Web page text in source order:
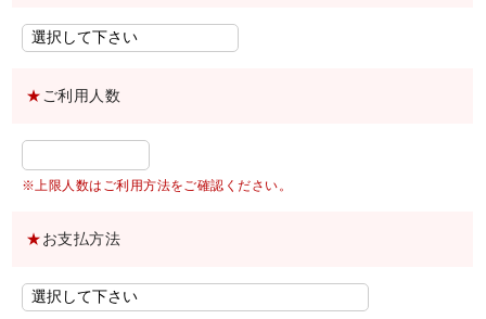
★ ご利用人数
※上限人数はご利用方法をご確認ください。
★お支払方法